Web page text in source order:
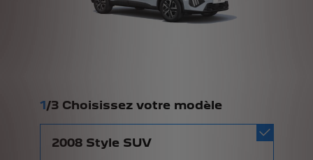
1/3 Choisissez votre modèle
2008 Style SUV